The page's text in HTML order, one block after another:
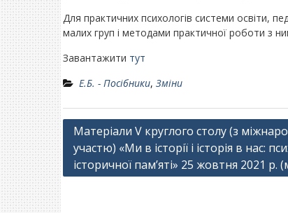
Для практичних психологів системи освіти,
малих груп і методами практичної роботи з
Завантажити тут
Е.Б. - Посібники, Зміни
Навігація
записів
Матеріали V круглого столу (з
участю) «Ми в історії і історія в нас:
історичної пам’яті» 25 жовтня 2021 р.